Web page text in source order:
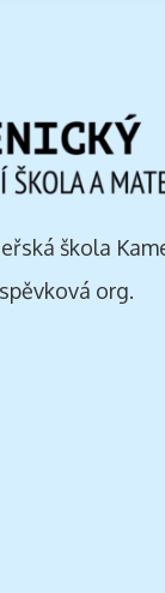
škola
org.